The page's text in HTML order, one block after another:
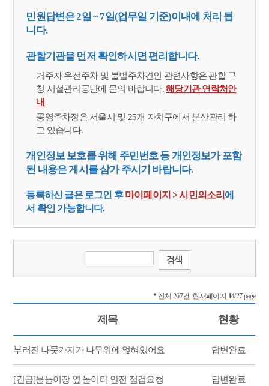
민원답변은 2일 ~ 7일(업무일 기준)이내에 처리 됩
니다.
관할기관을 먼저 확인하시면 편리합니다.
거주자 우선주차 및 불법주차견인 관련사항은 관할 구
청 시설관리공단에 문의 바랍니다.해당기관 연락처안
내
공영주차장은 서울시 및 25개 자치구에서 분산관리 하
고 있습니다.
개인정보 보호를 위해 주민번호 등 개인정보가 포함
된 내용은 게시를 삼가 주시기 바랍니다.
등록하신 글은 로그인 후마이페이지 > 시민의소리에
서 확인 가능합니다.
* 전체 267건, 현재페이지 14/27 page
제목 현황
부러진 나뭇가지가 나무위에 얹혀있어요 답변완료
[긴급]물놀이장 옆 놀이터 안전 점검요청 답변완료